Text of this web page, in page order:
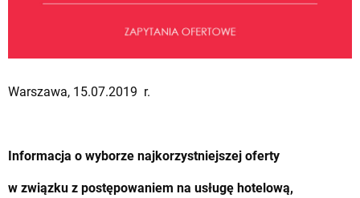
Warszawa, 15.07.2019 r.
Informacja o wyborze najkorzystniejszej oferty
w związku z postępowaniem na usługę hotelową,